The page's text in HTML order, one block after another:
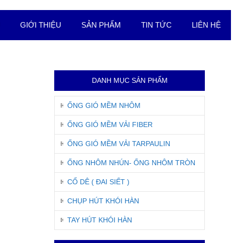
GIỚI THIỆU SẢN PHẨM TIN TỨC LIÊN HỆ
DANH MỤC SẢN PHẨM
ỐNG GIÓ MỀM NHÔM
ỐNG GIÓ MỀM VẢI FIBER
ỐNG GIÓ MỀM VẢI TARPAULIN
ỐNG NHÔM NHÚN- ỐNG NHÔM TRÒN
CỔ DÊ ( ĐAI SIẾT )
CHỤP HÚT KHÓI HÀN
TAY HÚT KHÓI HÀN